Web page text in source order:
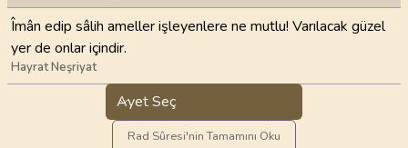
Îmân edip sâlih ameller işleyenlere ne mutlu! Varılacak güzel
yer de onlar içindir.
Hayrat Neşriyat
Ayet Seç
Rad Sûresi'nin Tamamını Oku